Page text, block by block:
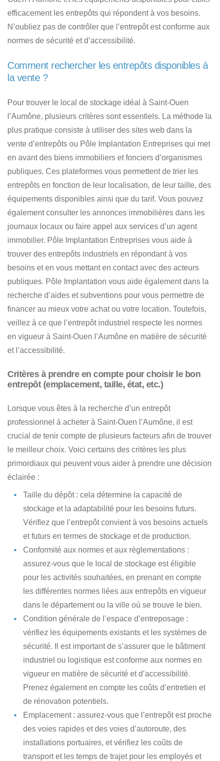
efficacement les entrepôts qui répondent à vos besoins.
N’oubliez pas de contrôler que l’entrepôt est conforme aux
normes de sécurité et d’accessibilité.
Comment rechercher les entrepôts disponibles à
la vente ?
Pour trouver le local de stockage idéal à Saint-Ouen
l’Aumône, plusieurs critères sont essentiels. La méthode la
plus pratique consiste à utiliser des sites web dans la
vente d’entrepôts ou Pôle Implantation Entreprises qui met
en avant des biens immobiliers et fonciers d’organismes
publiques. Ces plateformes vous permettent de trier les
entrepôts en fonction de leur localisation, de leur taille, des
équipements disponibles ainsi que du tarif. Vous pouvez
également consulter les annonces immobilières dans les
journaux locaux ou faire appel aux services d’un agent
immobilier. Pôle Implantation Entreprises vous aide à
trouver des entrepôts industriels en répondant à vos
besoins et en vous mettant en contact avec des acteurs
publiques. Pôle Implantation vous aide également dans la
recherche d’aides et subventions pour vous permettre de
financer au mieux votre achat ou votre location. Toutefois,
veillez à ce que l’entrepôt industriel respecte les normes
en vigueur à Saint-Ouen l’Aumône en matière de sécurité
et l’accessibilité.
Critères à prendre en compte pour choisir le bon
entrepôt (emplacement, taille, état, etc.)
Lorsque vous êtes à la recherche d’un entrepôt
professionnel à acheter à Saint-Ouen l’Aumône, il est
crucial de tenir compte de plusieurs facteurs afin de trouver
le meilleur choix. Voici certains des critères les plus
primordiaux qui peuvent vous aider à prendre une décision
éclairée :
Taille du dépôt : cela détermine la capacité de
stockage et la adaptabilité pour les besoins futurs.
Vérifiez que l’entrepôt convient à vos besoins actuels
et futurs en termes de stockage et de production.
Conformité aux normes et aux règlementations :
assurez-vous que le local de stockage est éligible
pour les activités souhaitées, en prenant en compte
les différentes normes liées aux entrepôts en vigueur
dans le département ou la ville où se trouve le bien.
Condition générale de l’espace d’entreposage :
vérifiez les équipements existants et les systèmes de
sécurité. Il est important de s’assurer que le bâtiment
industriel ou logistique est conforme aux normes en
vigueur en matière de sécurité et d’accessibilité.
Prenez également en compte les coûts d’entretien et
de rénovation potentiels.
Emplacement : assurez-vous que l’entrepôt est proche
des voies rapides et des voies d’autoroute, des
installations portuaires, et vérifiez les coûts de
transport et les temps de trajet pour les employés et